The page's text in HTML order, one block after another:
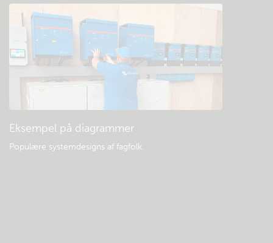
Eksempel på diagrammer
Populære systemdesigns af fagfolk.